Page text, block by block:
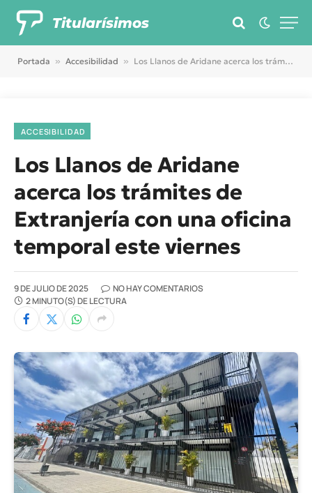
Titularísimos
Portada » Accesibilidad » Los Llanos de Aridane acerca los trámites de Extranjería con una oficina temporal este viernes
ACCESIBILIDAD
Los Llanos de Aridane
acerca los trámites de
Extranjería con una oficina
temporal este viernes
9 DE JULIO DE 2025
NO HAY COMENTARIOS
2 MINUTO(S) DE LECTURA